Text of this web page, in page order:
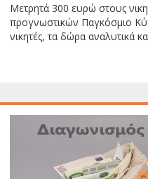
Μετρητά 300 ευρώ στους
προγνωστικών Παγκόσμιο
νικητές, τα δώρα αναλυτικά